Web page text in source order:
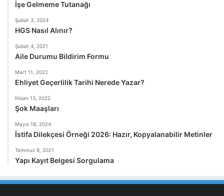
İşe Gelmeme Tutanağı
Şubat 3, 2024
HGS Nasıl Alınır?
Şubat 4, 2021
Aile Durumu Bildirim Formu
Mart 11, 2022
Ehliyet Geçerlilik Tarihi Nerede Yazar?
Nisan 13, 2022
Şok Maaşları
Mayıs 18, 2024
İstifa Dilekçesi Örneği 2026: Hazır, Kopyalanabilir Metinler
Temmuz 8, 2021
Yapı Kayıt Belgesi Sorgulama